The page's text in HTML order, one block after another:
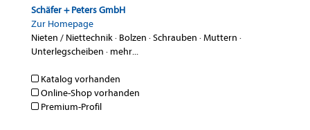
Schäfer + Peters GmbH
Zur Homepage
Nieten / Niettechnik· Bolzen ·Schrauben ·Muttern ·
Unterlegscheiben · mehr...
Katalog vorhanden
Online-Shop vorhanden
Premium-Profil